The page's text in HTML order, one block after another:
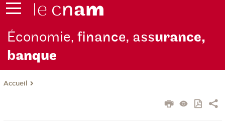
Économie,finance, assurance,
banque
Accueil